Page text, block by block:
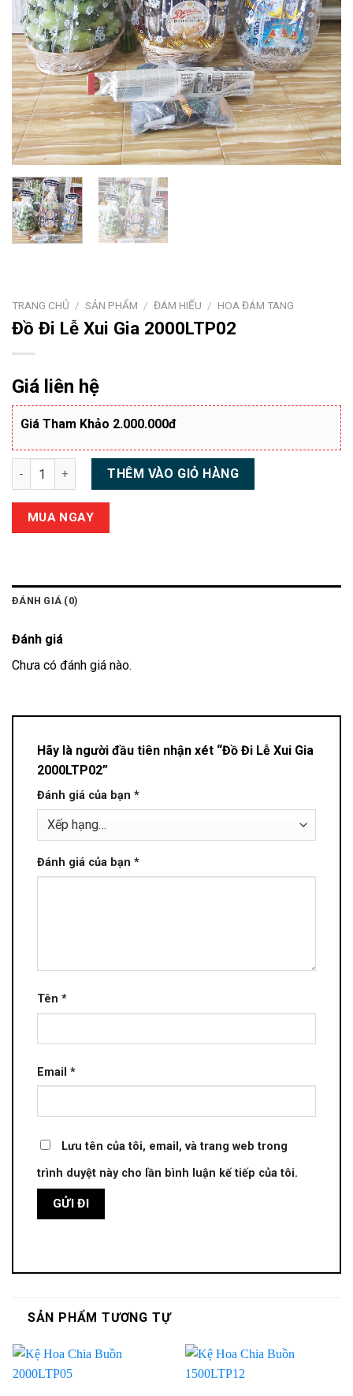
TRANG CHỦ / SẢN PHẨM / ĐÁM HIẾU / HOA ĐÁM TANG
Đồ Đi Lễ Xui Gia 2000LTP02
Giá liên hệ
Giá Tham Khảo 2.000.000đ
Đồ Đi Lễ Xui Gia 2000LTP02 số lượng
THÊM VÀO GIỎ HÀNG
MUA NGAY
ĐÁNH GIÁ (0)
Đánh giá
Chưa có đánh giá nào.
Hãy là người đầu tiên nhận xét “Đồ Đi Lễ Xui Gia
2000LTP02”
Đánh giá của bạn *
Đánh giá của bạn *
Tên *
Email *
Lưu tên của tôi, email, và trang web trong
trình duyệt này cho lần bình luận kế tiếp của tôi.
SẢN PHẨM TƯƠNG TỰ